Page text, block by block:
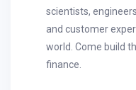
scientists,
and customer
world. Come build
finance.